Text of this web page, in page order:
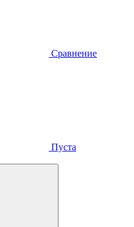
Сравнение
Пуста